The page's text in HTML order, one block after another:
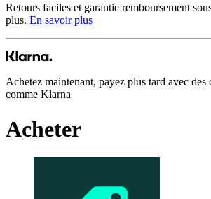
Retours faciles et garantie remboursement
plus. En savoir plus
Achetez maintenant, payez plus tard avec des
comme Klarna
Acheter